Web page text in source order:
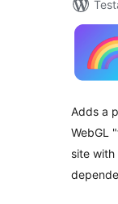
Adds a
WebGL
site with